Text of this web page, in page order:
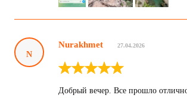
N
Nurakhmet 27.04.2026
Добрый вечер. Все прошло